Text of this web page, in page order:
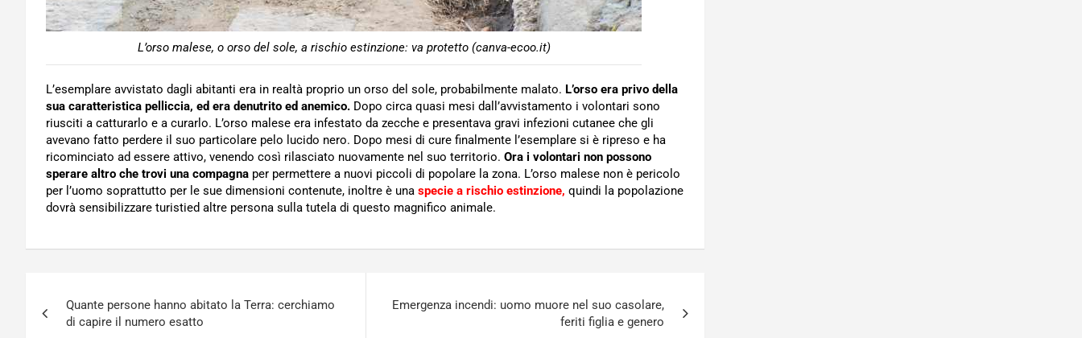
L’orso malese, o orso del sole, a rischio estinzione: va protetto (canva-ecoo.it)
L’esemplare avvistato dagli abitanti era in realtà proprio un orso del sole, probabilmente malato. L’orso era privo della
sua caratteristica pelliccia, ed era denutrito ed anemico. Dopo circa quasi mesi dall’avvistamento i volontari sono
riusciti a catturarlo e a curarlo. L’orso malese era infestato da zecche e presentava gravi infezioni cutanee che gli
avevano fatto perdere il suo particolare pelo lucido nero. Dopo mesi di cure finalmente l’esemplare si è ripreso e ha
ricominciato ad essere attivo, venendo così rilasciato nuovamente nel suo territorio. Ora i volontari non possono
sperare altro che trovi una compagna per permettere a nuovi piccoli di popolare la zona. L’orso malese non è pericolo
per l’uomo soprattutto per le sue dimensioni contenute, inoltre è una specie a rischio estinzione, quindi la popolazione
dovrà sensibilizzare turistied altre persona sulla tutela di questo magnifico animale.
articoli
Quante persone hanno abitato la Terra: cerchiamo
di capire il numero esatto
Emergenza incendi: uomo muore nel suo casolare,
feriti figlia e genero